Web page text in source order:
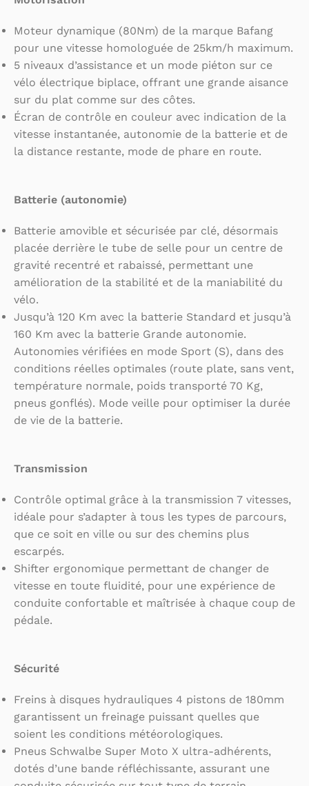
Moteur dynamique (80Nm) de la marque Bafang
pour une vitesse homologuée de 25km/h maximum.
5 niveaux d’assistance et un mode piéton sur ce
vélo électrique biplace, offrant une grande aisance
sur du plat comme sur des côtes.
Écran de contrôle en couleur avec indication de la
vitesse instantanée, autonomie de la batterie et de
la distance restante, mode de phare en route.
Batterie (autonomie)
Batterie amovible et sécurisée par clé, désormais
placée derrière le tube de selle pour un centre de
gravité recentré et rabaissé, permettant une
amélioration de la stabilité et de la maniabilité du
vélo.
Jusqu’à 120 Km avec la batterie Standard et jusqu’à
160 Km avec la batterie Grande autonomie.
Autonomies vérifiées en mode Sport (S), dans des
conditions réelles optimales (route plate, sans vent,
température normale, poids transporté 70 Kg,
pneus gonflés). Mode veille pour optimiser la durée
de vie de la batterie.
Transmission
Contrôle optimal grâce à la transmission 7 vitesses,
idéale pour s’adapter à tous les types de parcours,
que ce soit en ville ou sur des chemins plus
escarpés.
Shifter ergonomique permettant de changer de
vitesse en toute fluidité, pour une expérience de
conduite confortable et maîtrisée à chaque coup de
pédale.
Sécurité
Freins à disques hydrauliques 4 pistons de 180mm
garantissent un freinage puissant quelles que
soient les conditions météorologiques.
Pneus Schwalbe Super Moto X ultra-adhérents,
dotés d’une bande réfléchissante, assurant une